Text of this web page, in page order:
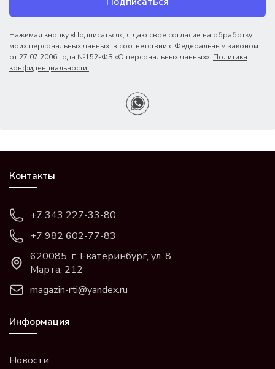
Нажимая кнопку «Подписаться», я даю свое согласие на обработку
моих персональных данных, в соответствии с Федеральным законом
от 27.07.2006 года №152-ФЗ «О персональных данных». Политика
конфиденциальности.
Контакты
+7 343 227-33-80
+7 982 602-77-83
620085, г. Екатеринбург, ул. 8
Марта, 212
magazin-rti@yandex.ru
Информация
Новости